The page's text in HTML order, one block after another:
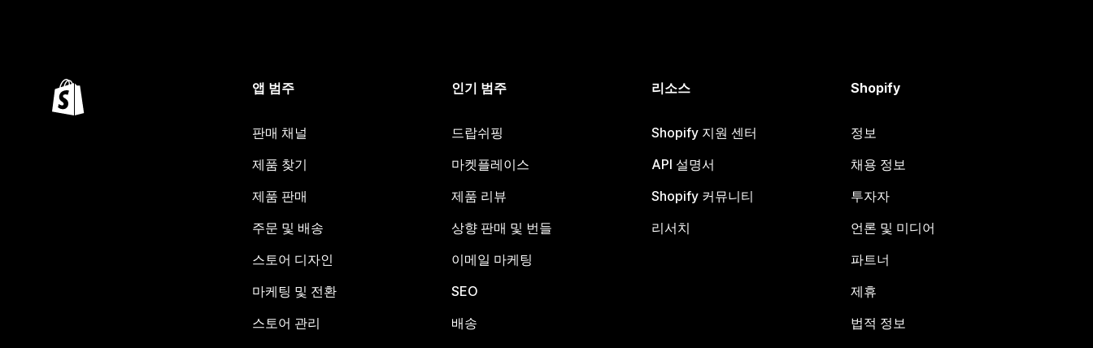
앱 범주
판매 채널
제품 찾기
제품 판매
주문 및 배송
스토어 디자인
마케팅 및 전환
스토어 관리
인기 범주
드랍쉬핑
마켓플레이스
제품 리뷰
상향 판매 및 번들
이메일 마케팅
SEO
배송
리소스
Shopify 지원 센터
API 설명서
Shopify 커뮤니티
리서치
Shopify
정보
채용 정보
투자자
언론 및 미디어
파트너
제휴
법적 정보